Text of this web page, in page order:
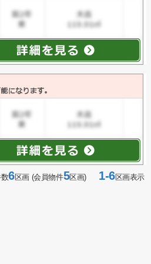
6区画 (会員物件5区画)1-6区画表示